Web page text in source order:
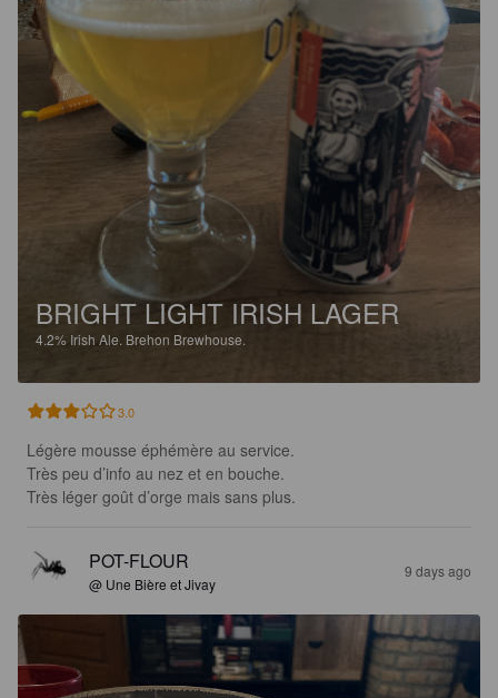
BRIGHT LIGHT IRISH LAGER
4.2% Irish Ale. Brehon Brewhouse.
3.0
Légère mousse éphémère au service.
Très peu d’info au nez et en bouche.
Très léger goût d’orge mais sans plus.
POT-FLOUR
@ Une Bière et Jivay
9 days ago